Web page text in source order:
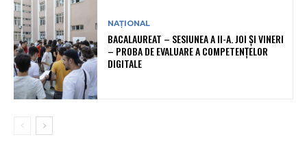
NAȚIONAL
BACALAUREAT – SESIUNEA A II-A. JOI ȘI VINERI
– PROBA DE EVALUARE A COMPETENȚELOR
DIGITALE